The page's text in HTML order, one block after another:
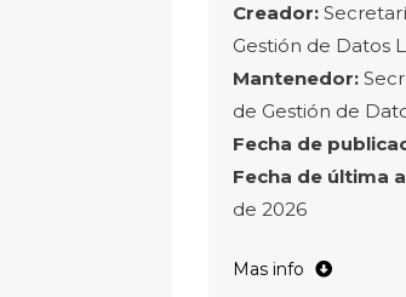
Creador:
Gestión de Datos
Mantenedor:
de Gestión de
Fecha de
Fecha de última
de 2026
año:registra el
Mas info